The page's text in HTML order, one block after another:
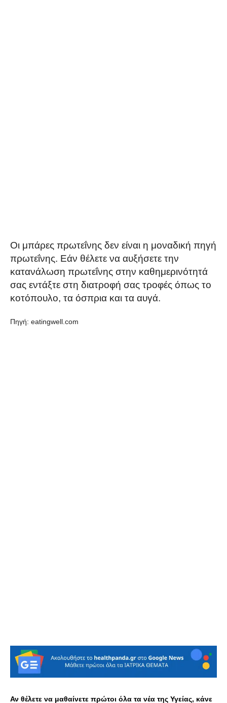
Οι μπάρες πρωτεΐνης δεν είναι η μοναδική πηγή
πρωτεΐνης. Εάν θέλετε να αυξήσετε την
κατανάλωση πρωτεΐνης στην καθημερινότητά
σας εντάξτε στη διατροφή σας τροφές όπως το
κοτόπουλο, τα όσπρια και τα αυγά.
Πηγή: eatingwell.com
Αν θέλετε να μαθαίνετε πρώτοι όλα τα νέα της Υγείας, κάνε